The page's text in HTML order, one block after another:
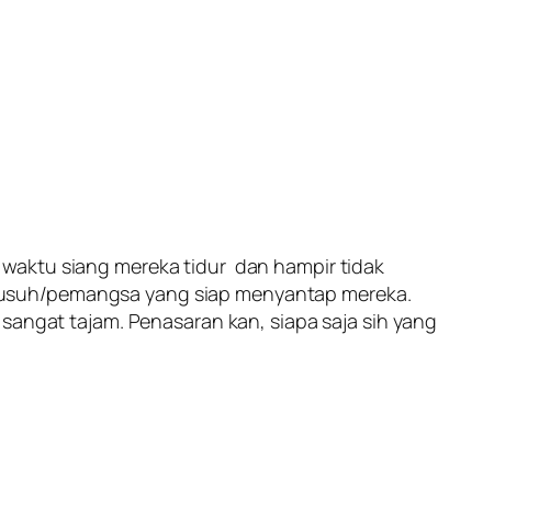
siang mereka tidur dan hampir tidak
pemangsa yang siap menyantap mereka.
tajam. Penasaran kan, siapa saja sih yang